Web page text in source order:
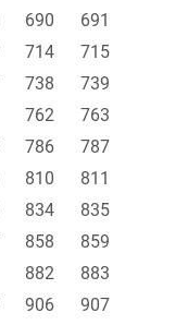
690
691
714
715
738
739
762
763
786
787
810
811
834
835
858
859
882
883
906
907